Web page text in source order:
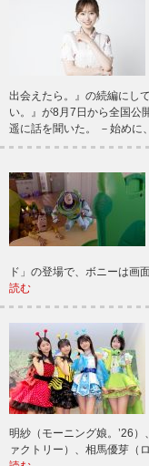
出会えたら。』の続編にし
い。』が8月7日から全国公
遥に話を聞いた。 －始めに
ド」の登場で、ボニーは画
読む
明紗（モーニング娘。’26
ァクトリー）、相馬優芽（